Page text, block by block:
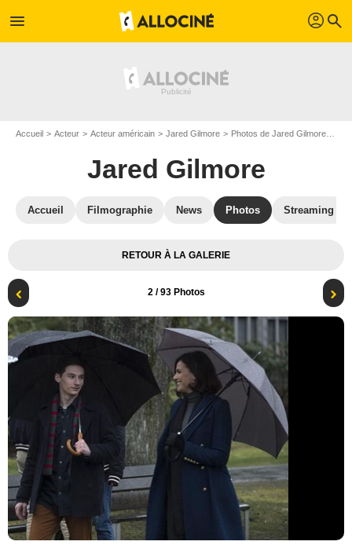
menu profil search
Accueil Acteur Acteur américain Jared Gilmore Photos de Jared Gilmore
Jared Gilmore
Accueil Filmographie News Photos Streaming
RETOUR À LA GALERIE
2/ 93 Photos